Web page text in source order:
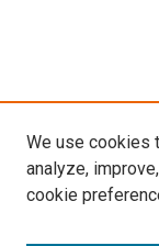
We use cookies
analyze,
cookie